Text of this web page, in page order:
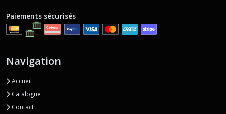
Paiements sécurisés
Navigation
Accueil
Catalogue
Contact